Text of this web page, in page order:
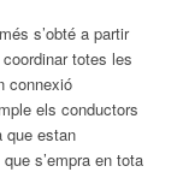
s’obté a partir
totes les
connexió
els conductors
que estan
s’empra en tota